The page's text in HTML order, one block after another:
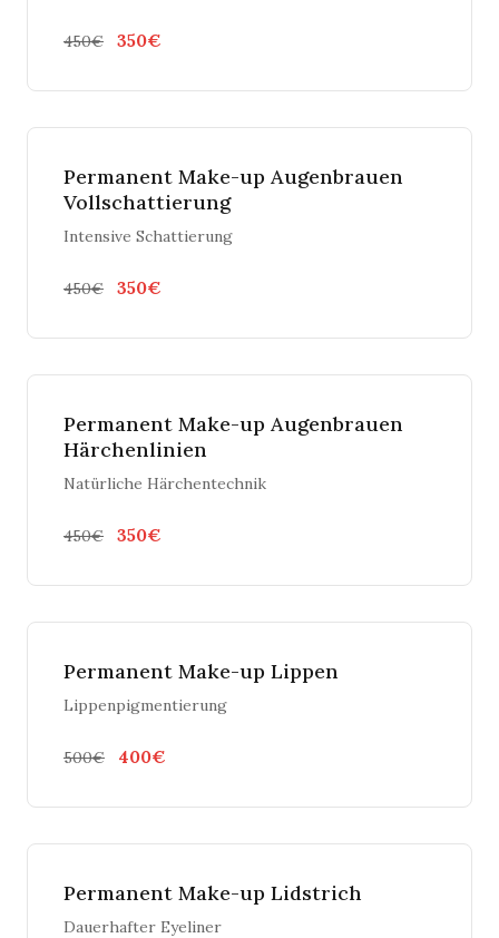
450€ 350€
Permanent Make-up Augenbrauen
Vollschattierung
Intensive Schattierung
450€ 350€
Permanent Make-up Augenbrauen
Härchenlinien
Natürliche Härchentechnik
450€ 350€
Permanent Make-up Lippen
Lippenpigmentierung
500€ 400€
Permanent Make-up Lidstrich
Dauerhafter Eyeliner